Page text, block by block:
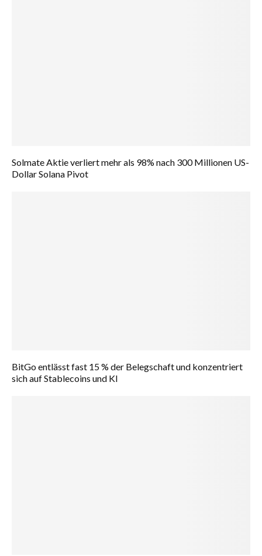
Solmate Aktie verliert mehr als 98% nach 300 Millionen US-
Dollar Solana Pivot
BitGo entlässt fast 15 % der Belegschaft und konzentriert
sich auf Stablecoins und KI